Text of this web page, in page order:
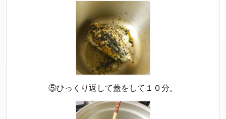
⑤ひっくり返して蓋をして１０分。